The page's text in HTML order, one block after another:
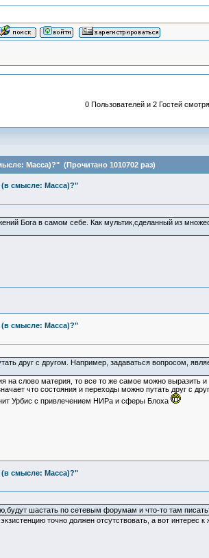
0 Пользователей и 2 Гостей
Масса)?" (Прочитано 1010702 раз)
смысле: Масса)?"
Бога в самом себе. Как мультик,сделанный из
смысле: Масса)?"
друг с другом. Например, задаваться вопросом,
на слово материя, то все то же самое можно выразить
что состояния и переходы можно путать друг с
Урбис с привлечением НИРа и сферы Блоха
смысле: Масса)?"
шастать по сетевым форумам и что-то там
точно должен отсутствовать, а вот